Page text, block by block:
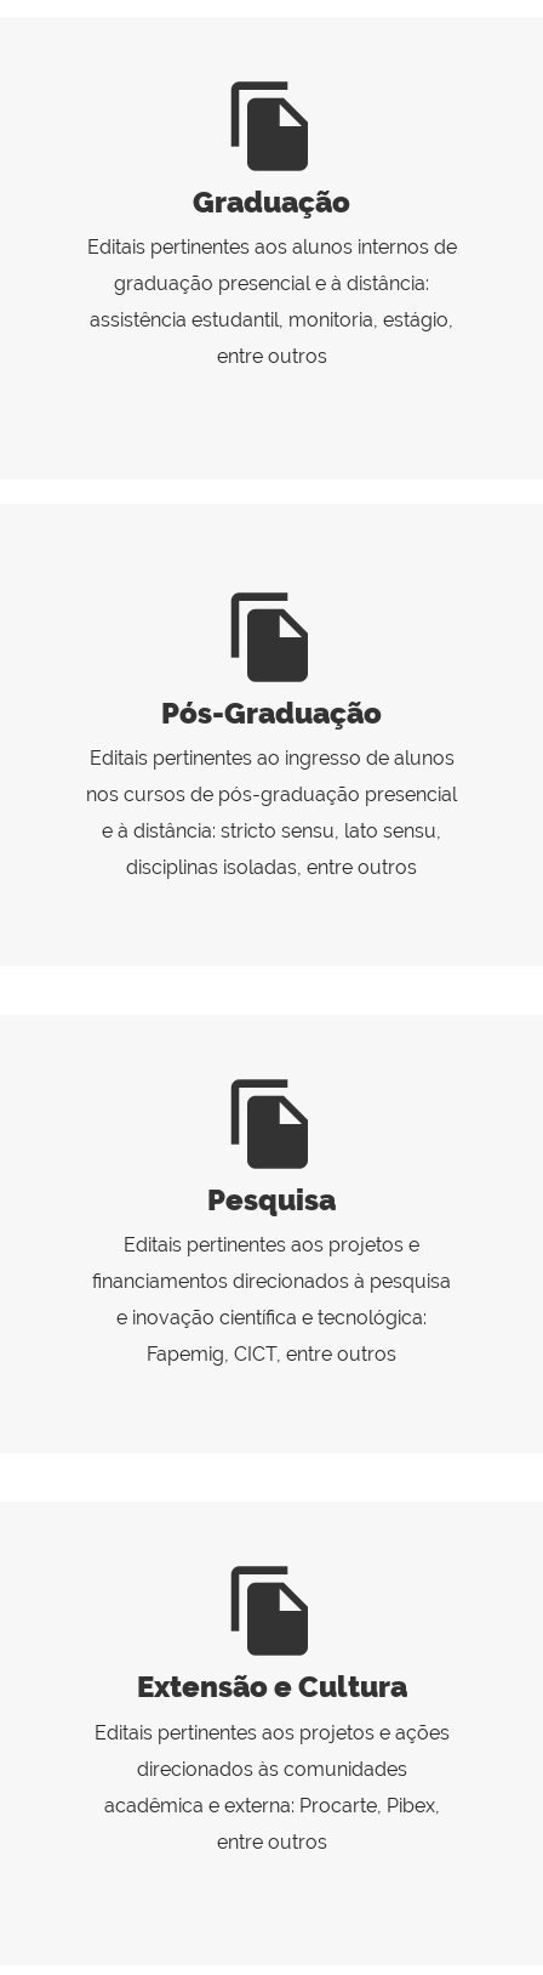
file_copy
Graduação
Editais pertinentes aos alunos internos de
graduação presencial e à distância:
assistência estudantil, monitoria, estágio,
entre outros
file_copy
Pós-Graduação
Editais pertinentes ao ingresso de alunos
nos cursos de pós-graduação presencial
e à distância: stricto sensu, lato sensu,
disciplinas isoladas, entre outros
file_copy
Pesquisa
Editais pertinentes aos projetos e
financiamentos direcionados à pesquisa
e inovação científica e tecnológica:
Fapemig, CICT, entre outros
file_copy
Extensão e Cultura
Editais pertinentes aos projetos e ações
direcionados às comunidades
acadêmica e externa: Procarte, Pibex,
entre outros